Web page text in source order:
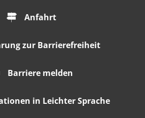
Anfahrt
zur Barrierefreiheit
Barriere melden
in Leichter Sprache